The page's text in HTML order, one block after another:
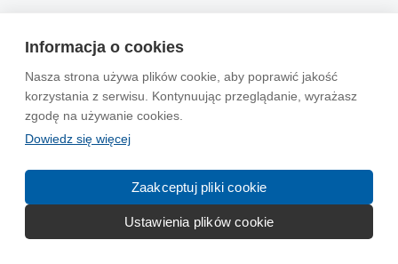
Informacja o cookies
Nasza strona używa plików cookie, aby poprawić jakość
korzystania z serwisu. Kontynuując przeglądanie, wyrażasz
zgodę na używanie cookies.
Dowiedz się więcej
Zaakceptuj pliki cookie
Ustawienia plików cookie